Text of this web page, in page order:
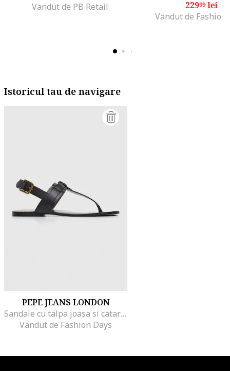
Vandut de PB Retail
22999lei
Vandut de Fashion
Istoricul tau de navigare
PEPE JEANS LONDON
Sandale cu talpa joasa si catarama, Negru
Vandut de Fashion Days